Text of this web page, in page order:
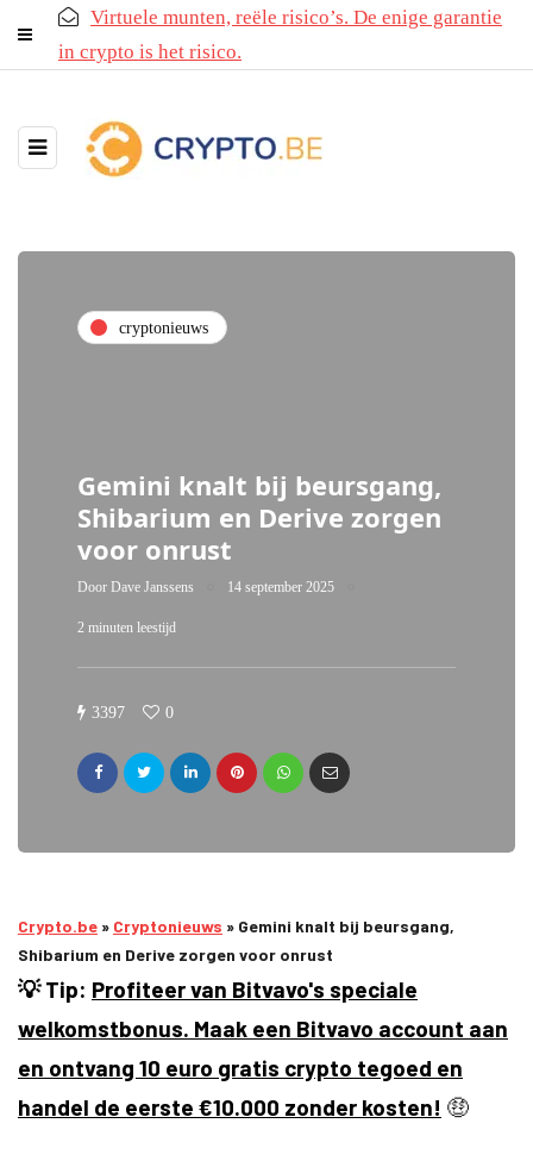
Virtuele munten, reële risico’s. De enige garantie
in crypto is het risico.
cryptonieuws
Gemini knalt bij beursgang,
Shibarium en Derive zorgen
voor onrust
Door Dave Janssens 14 september 2025
2 minuten leestijd
3397 0
Crypto.be » Cryptonieuws » Gemini knalt bij beursgang,
Shibarium en Derive zorgen voor onrust
💡 Tip: Profiteer van Bitvavo's speciale
welkomstbonus. Maak een Bitvavo account aan
en ontvang 10 euro gratis crypto tegoed en
handel de eerste €10.000 zonder kosten! 🤑